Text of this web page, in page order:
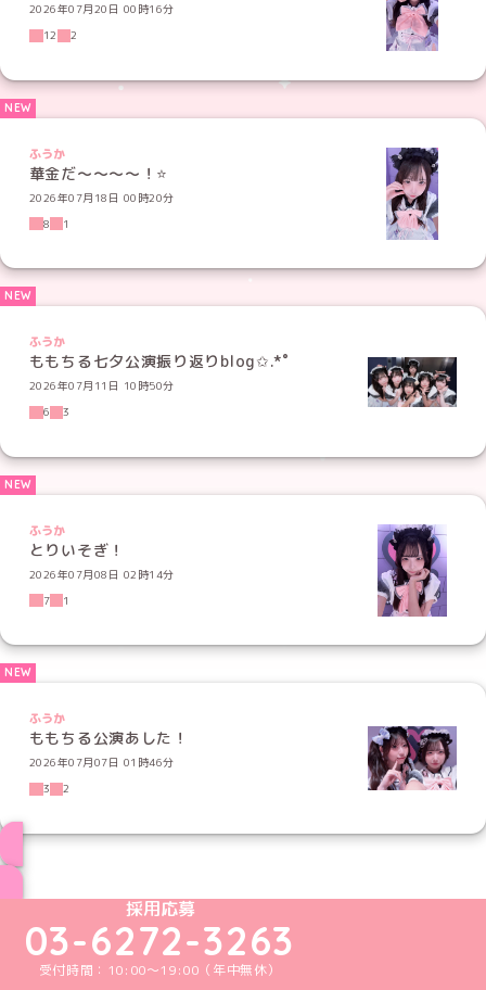
2026年07月20日 00時16分
12
2
ふうか
華金だ〜〜〜〜！⭐️
2026年07月18日 00時20分
8
1
ふうか
ももちる七夕公演振り返りblog✩.*˚
2026年07月11日 10時50分
6
3
ふうか
とりいそぎ！
2026年07月08日 02時14分
7
1
ふうか
ももちる公演あした！
2026年07月07日 01時46分
3
2
めいどりーみんTikTok公式アカウント
めいどりーみんX公式アカウント
めいどりーみんInstagram公式アカウント
めいどりーみんFacebook公式アカウン
めいどりーみんYouTube公式アカ
採用応募
03-6272-3263
受付時間：10:00～19:00（年中無休）